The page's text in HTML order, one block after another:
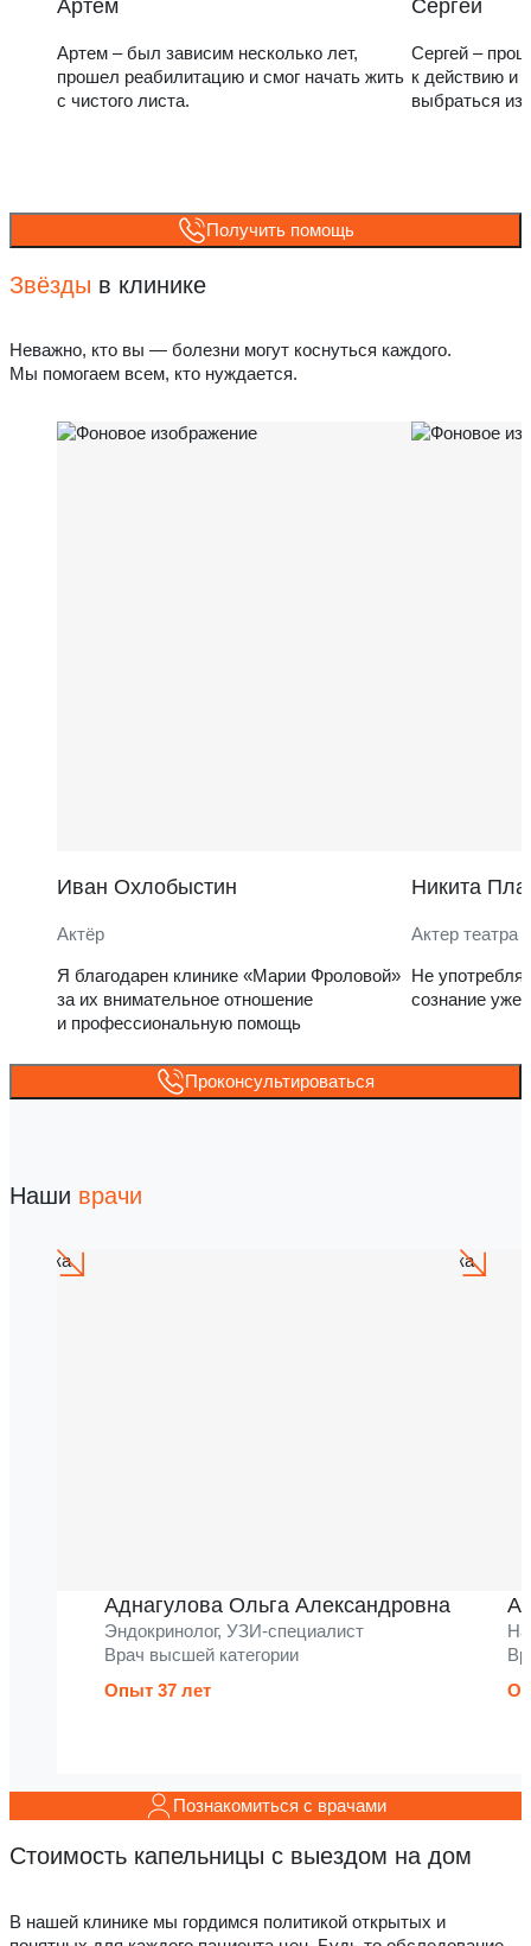
Артем
Артем – был зависим несколько лет,
прошел реабилитацию и смог начать жить
с чистого листа.
Сергей
Сергей –
к действию и
выбраться из
Получить помощь
Звёзды в клинике
Неважно, кто вы — болезни могут коснуться каждого.
Мы помогаем всем, кто нуждается.
Иван Охлобыстин
Актёр
Я благодарен клинике «Марии Фроловой»
за их внимательное отношение
и профессиональную помощь
Никита
Актер театра
Не
сознание уже
Проконсультироваться
Наши врачи
Аднагулова Ольга Александровна
Эндокринолог, УЗИ-специалист
Врач высшей категории
Опыт 37 лет
Познакомиться с врачами
Стоимость капельницы с выездом на дом
В нашей клинике мы гордимся политикой открытых и